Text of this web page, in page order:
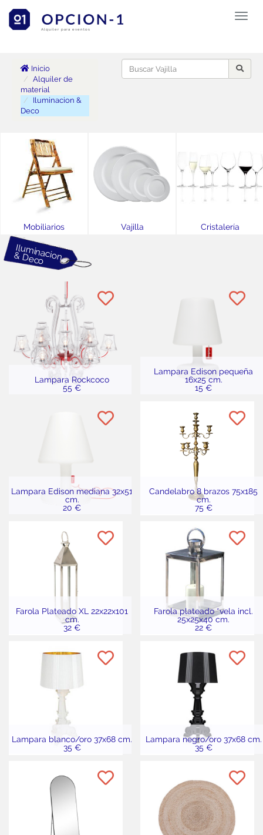
Alquiler para eventos
Inicio
Alquiler de
material
Iluminacion &
Deco
Mobiliarios Vajilla Cristalería
Ilum
inacion &
D
eco
Lampara Rockcoco
55 €
Lampara Edison pequeña
16x25 cm.
15 €
Lampara Edison mediana 32x51
cm.
20 €
Candelabro 8 brazos 75x185
cm.
75 €
Farola Plateado XL 22x22x101
cm.
32 €
Farola plateado *vela incl.
25x25x40 cm.
22 €
Lampara blanco/oro 37x68 cm.
35 €
Lampara negro/oro 37x68 cm.
35 €